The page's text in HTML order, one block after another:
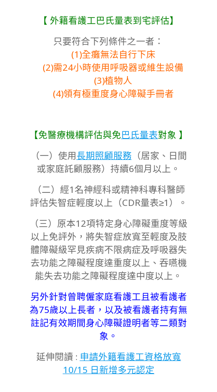
【 外籍看護工巴氏量表到宅評估】
只要符合下列條件之一者：
(1)全癱無法自行下床
(2)需24小時使用呼吸器或維生設備
(3)植物人
(4)領有極重度身心障礙手冊者
【免醫療機構評估與免巴氏量表對象 】
（一）使用長期照顧服務 （居家、日間
或家庭託顧服務）持續6個月以上。
（二）經1名神經科或精神科專科醫師
評估失智症輕度以上（CDR量表≥1）。
（三）原本12項特定身心障礙重度等級
以上免評外，將失智症放寬至輕度及肢
體障礙級罕見疾病不限病症及呼吸器失
去功能之障礙程度達重度以上、吞嚥機
能失去功能之障礙程度達中度以上。
另外針對曾聘僱家庭看護工且被看護者
為75歲以上長者，以及被看護者持有無
註記有效期間身心障礙證明者等二類對
象。
延伸閱讀 : 申請外籍看護工資格放寬
10/15 日新增多元認定